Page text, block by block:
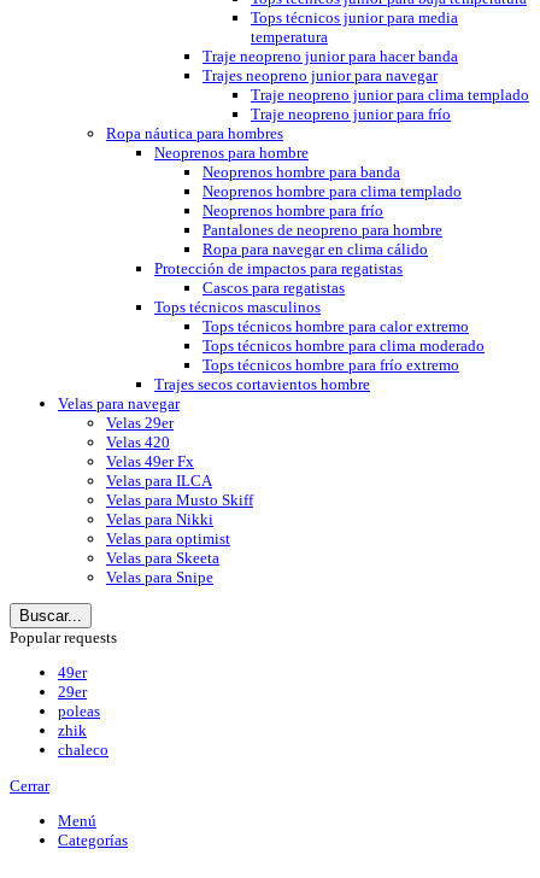
Tops técnicos junior para media
temperatura
Traje neopreno junior para hacer banda
Trajes neopreno junior para navegar
Traje neopreno junior para clima templado
Traje neopreno junior para frío
Ropa náutica para hombres
Neoprenos para hombre
Neoprenos hombre para banda
Neoprenos hombre para clima templado
Neoprenos hombre para frío
Pantalones de neopreno para hombre
Ropa para navegar en clima cálido
Protección de impactos para regatistas
Cascos para regatistas
Tops técnicos masculinos
Tops técnicos hombre para calor extremo
Tops técnicos hombre para clima moderado
Tops técnicos hombre para frío extremo
Trajes secos cortavientos hombre
Velas para navegar
Velas 29er
Velas 420
Velas 49er Fx
Velas para ILCA
Velas para Musto Skiff
Velas para Nikki
Velas para optimist
Velas para Skeeta
Velas para Snipe
Buscar...
Popular requests
49er
29er
poleas
zhik
chaleco
Cerrar
Menú
Categorías